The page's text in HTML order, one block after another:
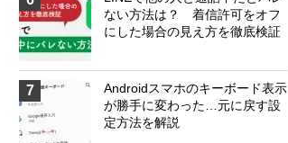
ない方法は？ 着信許可をオフ
にした場合の見え方を徹底検証
7
Androidスマホのキーボード表示
が勝手に変わった…元に戻す設
定方法を解説